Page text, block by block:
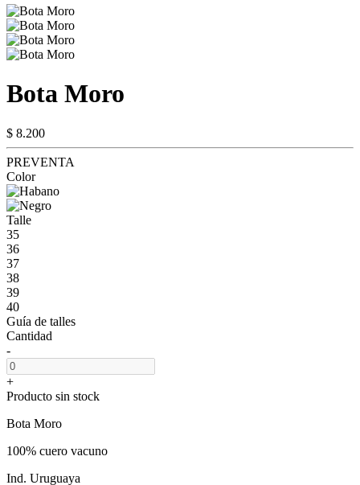
Bota Moro
$ 8.200
PREVENTA
Color
Talle
35
36
37
38
39
40
Guía de talles
Cantidad
-
+
Producto sin stock
Bota Moro
100% cuero vacuno
Ind. Uruguaya